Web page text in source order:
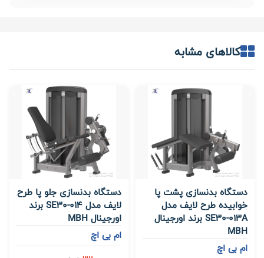
کالاهای مشابه
دستگاه بدنسازی پشت پا
خوابیده طرح لایف مدل
SE30-013A برند اورجینال
MBH
ام بی اچ
دستگاه بدنسازی جلو پا طرح
لایف مدل SE30-014 برند
اورجینال MBH
ام بی اچ